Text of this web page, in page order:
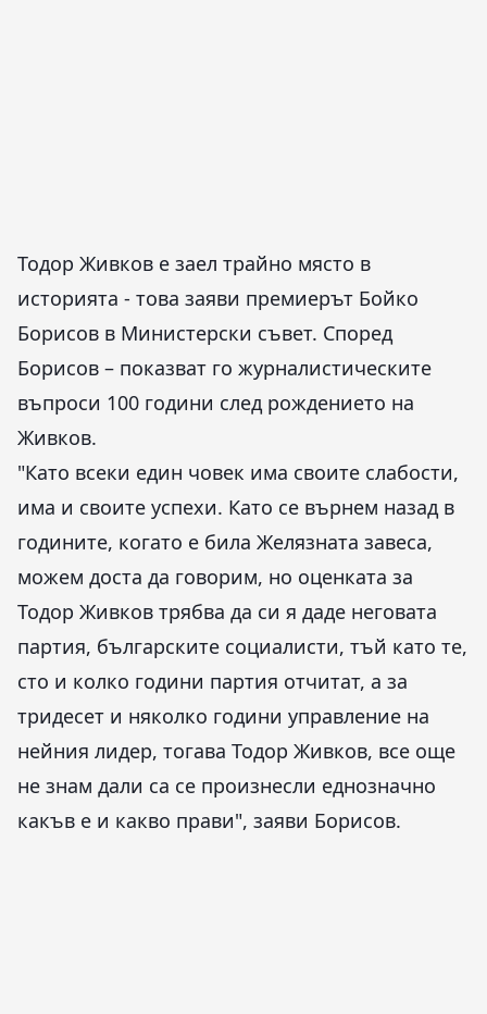
Тодор Живков е заел трайно място в
историята - това заяви премиерът Бойко
Борисов в Министерски съвет. Според
Борисов – показват го журналистическите
въпроси 100 години след рождението на
Живков.
"Като всеки един човек има своите слабости,
има и своите успехи. Като се върнем назад в
годините, когато е била Желязната завеса,
можем доста да говорим, но оценката за
Тодор Живков трябва да си я даде неговата
партия, българските социалисти, тъй като те,
сто и колко години партия отчитат, а за
тридесет и няколко години управление на
нейния лидер, тогава Тодор Живков, все още
не знам дали са се произнесли еднозначно
какъв е и какво прави", заяви Борисов.